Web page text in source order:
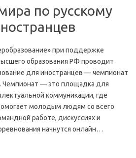
по русскому
при поддержке
образования РФ проводит
для иностранцев — чемпионат
Чемпионат — это площадка для
коммуникации, где
молодым людям со всего
работе, дискуссиях и
начнутся онлайн…